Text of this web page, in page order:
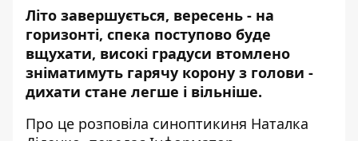
Літо завершується, вересень - на
горизонті, спека поступово буде
вщухати, високі градуси втомлено
зніматимуть гарячу корону з голови -
дихати стане легше і вільніше.
Про це розповіла синоптикиня Наталка